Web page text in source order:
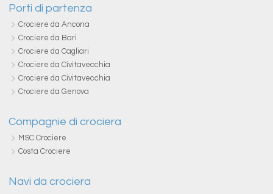
Porti di partenza
Crociere da Ancona
Crociere da Bari
Crociere da Cagliari
Crociere da Civitavecchia
Crociere da Civitavecchia
Crociere da Genova
Compagnie di crociera
MSC Crociere
Costa Crociere
Navi da crociera